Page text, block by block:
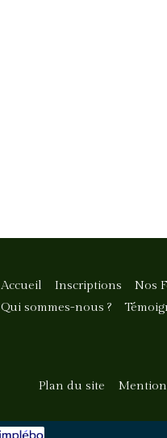
Accueil Inscriptions Nos
Qui sommes-nous ?
Plan du site